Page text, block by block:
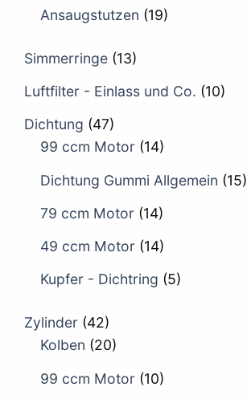
Ansaugstutzen (19)
Simmerringe (13)
Luftfilter - Einlass und Co. (10)
Dichtung (47)
99 ccm Motor (14)
Dichtung Gummi Allgemein (15)
79 ccm Motor (14)
49 ccm Motor (14)
Kupfer - Dichtring (5)
Zylinder (42)
Kolben (20)
99 ccm Motor (10)